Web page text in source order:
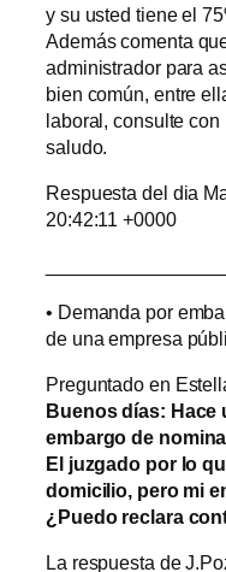
y su usted tiene el
Además comenta
administrador para
bien común, entre
laboral, consulte
saludo.
Respuesta del dia
20:42:11 +0000
• Demanda por
de una empresa
Preguntado en
Buenos días: Hace
embargo de
El juzgado por lo
domicilio, pero mi
¿Puedo reclara
La respuesta de